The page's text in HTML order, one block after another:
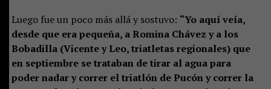
Luego fue un poco más allá y sostuvo: “Yo aquí veía,
desde que era pequeña, a Romina Chávez y a los
Bobadilla (Vicente y Leo, triatletas regionales) que
en septiembre se trataban de tirar al agua para
poder nadar y correr el triatlón de Pucón y correr la